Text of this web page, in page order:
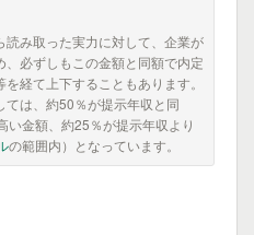
読み取った実力に対して、企業が
必ずしもこの金額と同額で内定
経て上下することもあります。
は、約50％が提示年収と同
い金額、約25％が提示年収より
の範囲内）となっています。